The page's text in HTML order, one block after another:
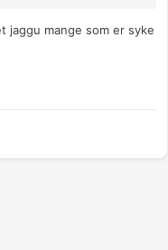
jaggu mange som er syke